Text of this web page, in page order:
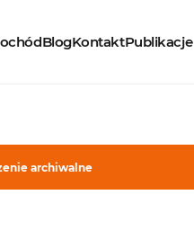
BlogKontaktPublikacje
archiwalne